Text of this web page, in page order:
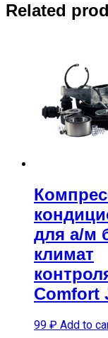
Related
для а/м
климат
Comfort
99 ₽ Add to